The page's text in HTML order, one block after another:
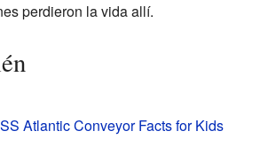
perdieron la vida allí.
SS Atlantic Conveyor Facts for Kids